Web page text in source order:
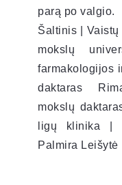
parą po valgio.
Šaltinis |
mokslų
farmakologijos
daktaras
mokslų
ligų klinika |
Palmira Leišytė